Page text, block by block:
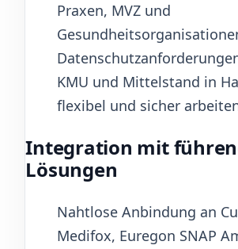
Praxen, MVZ und
KMU und Mittelstand in
flexibel und sicher
Integration mit
Lösungen
Nahtlose Anbindung an
Medifox, Euregon SNAP